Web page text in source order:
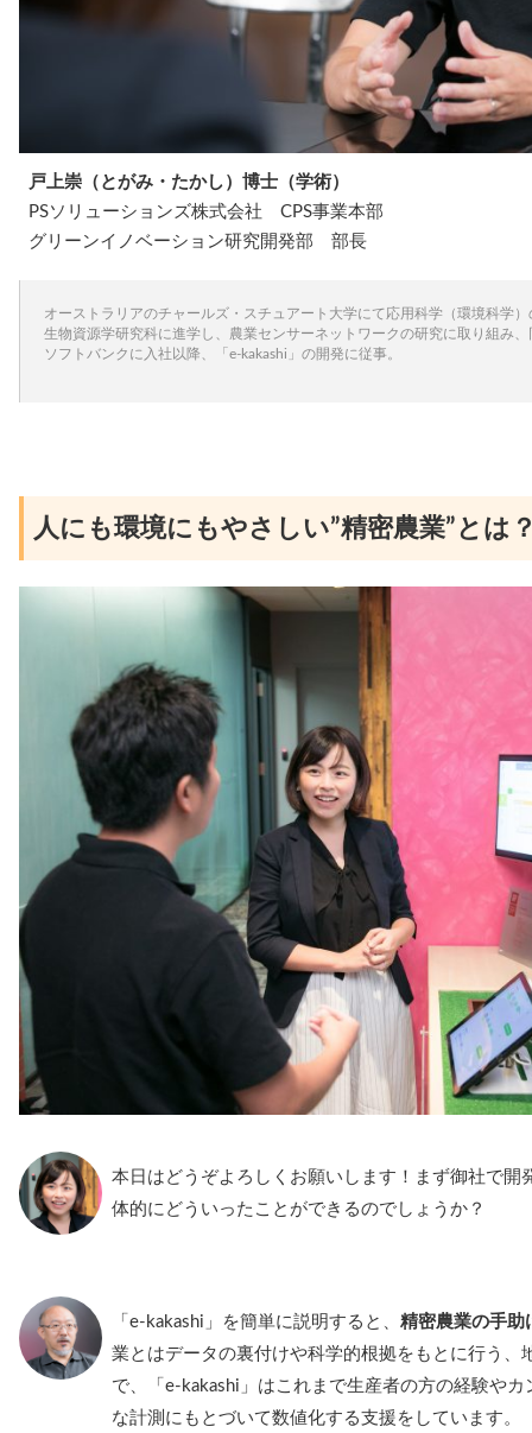
戸上崇（とがみ・たかし）博士（学術）
PSソリューションズ株式会社 CPS事業本部
グリーンイノベーション研究開発部 部長
オーストラリアのチャールズ・スチュアート大学にて応用科学（環境科学
生物資源学研究科に進学し、農業センサーネットワークの研究に取り組み
ソフトバンクに入社以降、「e-kakashi」の開発に従事。
人にも環境にもやさしい”精密農業”とは
本日はどうぞよろしくお願いします！まず御社で開
体的にどういったことができるのでしょうか？
「e-kakashi」を簡単に説明すると、 精密農業の手助
業とはデータの裏付けや科学的根拠をもとに行う、
で、「e-kakashi」はこれまで生産者の方の経験や
な計測にもとづいて数値化する支援をしています。